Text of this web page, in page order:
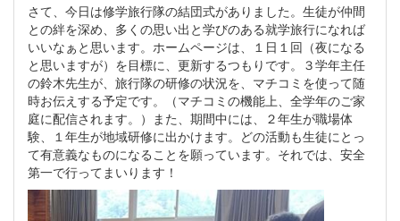
さて、今日は修学旅行隊の結団式がありました。生徒が仲間
との絆を深め、多くの思い出と学びのある就学旅行になれば
いいなぁと思います。ホームページは、１日１回（夜になる
と思いますが）を目標に、更新するつもりです。３学年主任
の鈴木先生が、旅行隊の研修の状況を、マチコミを使って随
時お伝えする予定です。（マチコミの機能上、全学年のご家
庭に配信されます。）また、期間中には、２年生が職場体
験、１年生が地域研修に出かけます。どの活動も生徒にとっ
て有意義なものになることを願っています。それでは、安全
第一で行ってまいります！